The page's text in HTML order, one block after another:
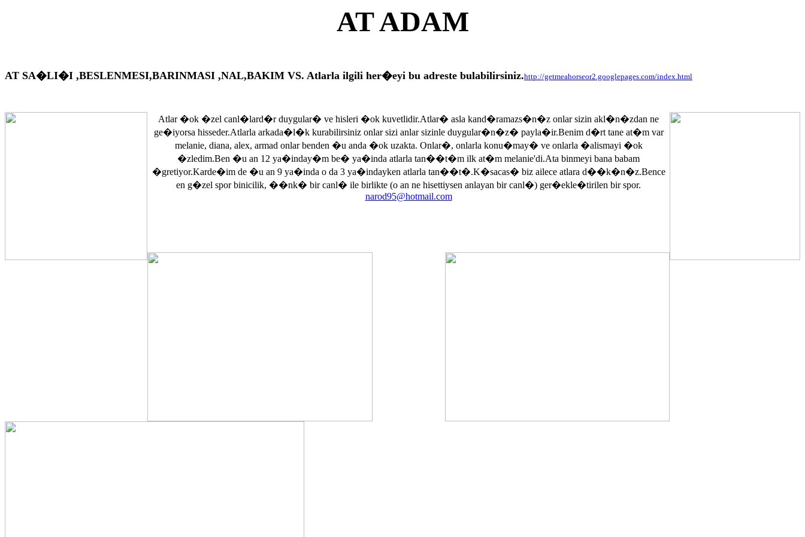
AT ADAM
AT SA�LI�I ,BESLENMESI,BARINMASI ,NAL,BAKIM VS. Atlarla ilgili her�eyi bu adreste bulabilirsiniz.http://getmeahorseor2.googlepages.com/index.html
Atlar �ok �zel canl�lard�r duygular� ve hisleri �ok kuvetlidir.Atlar� asla kand�ramazs�n�z onlar sizin akl�n�zdan ne
ge�iyorsa hisseder.Atlarla arkada�l�k kurabilirsiniz onlar sizi anlar sizinle duygular�n�z� payla�ir.Benim d�rt tane at�m var
melanie, diana, alex, armad onlar benden �u anda �ok uzakta. Onlar�, onlarla konu�may� ve onlarla �alismayi �ok
�zledim.Ben �u an 12 ya�inday�m be� ya�inda atlarla tan��t�m ilk at�m melanie'di.Ata binmeyi bana babam
�gretiyor.Karde�im de �u an 9 ya�inda o da 3 ya�indayken atlarla tan��t�.K�sacas� biz ailece atlara d��k�n�z.Bence
en g�zel spor binicilik, ��nk� bir canl� ile birlikte (o an ne hisettiysen anlayan bir canl�) ger�ekle�tirilen bir spor.
narod95@hotmail.com